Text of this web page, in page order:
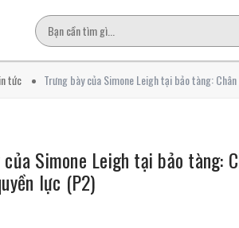
tức Trưng bày của Simone Leigh tại bảo tàng:
Simone Leigh tại bảo tàng:
lực (P2)